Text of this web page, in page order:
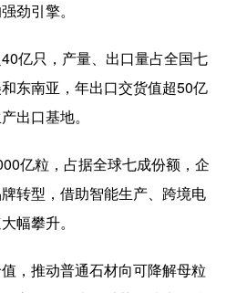
引擎。
亿只，产量、出口量占全国七
东南亚，年出口交货值超50亿
出口基地。
亿粒，占据全球七成份额，企
转型，借助智能生产、跨境电
幅攀升。
推动普通石材向可降解母粒